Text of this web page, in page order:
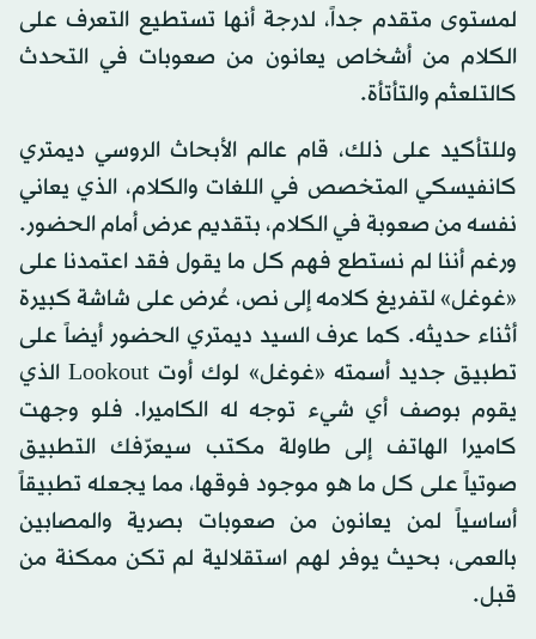
لمستوى متقدم جداً، لدرجة أنها تستطيع التعرف على
الكلام من أشخاص يعانون من صعوبات في التحدث
كالتلعثم والتأتأة.
وللتأكيد على ذلك، قام عالم الأبحاث الروسي ديمتري
كانفيسكي المتخصص في اللغات والكلام، الذي يعاني
نفسه من صعوبة في الكلام، بتقديم عرض أمام الحضور.
ورغم أننا لم نستطع فهم كل ما يقول فقد اعتمدنا على
«غوغل» لتفريغ كلامه إلى نص، عُرض على شاشة كبيرة
أثناء حديثه. كما عرف السيد ديمتري الحضور أيضاً على
تطبيق جديد أسمته «غوغل» لوك أوت Lookout الذي
يقوم بوصف أي شيء توجه له الكاميرا. فلو وجهت
كاميرا الهاتف إلى طاولة مكتب سيعرّفك التطبيق
صوتياً على كل ما هو موجود فوقها، مما يجعله تطبيقاً
أساسياً لمن يعانون من صعوبات بصرية والمصابين
بالعمى، بحيث يوفر لهم استقلالية لم تكن ممكنة من
قبل.